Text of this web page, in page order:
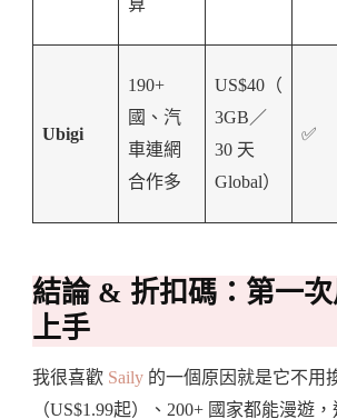
算
Ubigi
190+
國、汽
車連網
合作多
US$40（
3GB／
30 天
Global）
✅
結論 & 折扣碼：第一
上手
我很喜歡 Saily 的一個原因就是它不用
（US$1.99起）、200+ 國家都能漫遊